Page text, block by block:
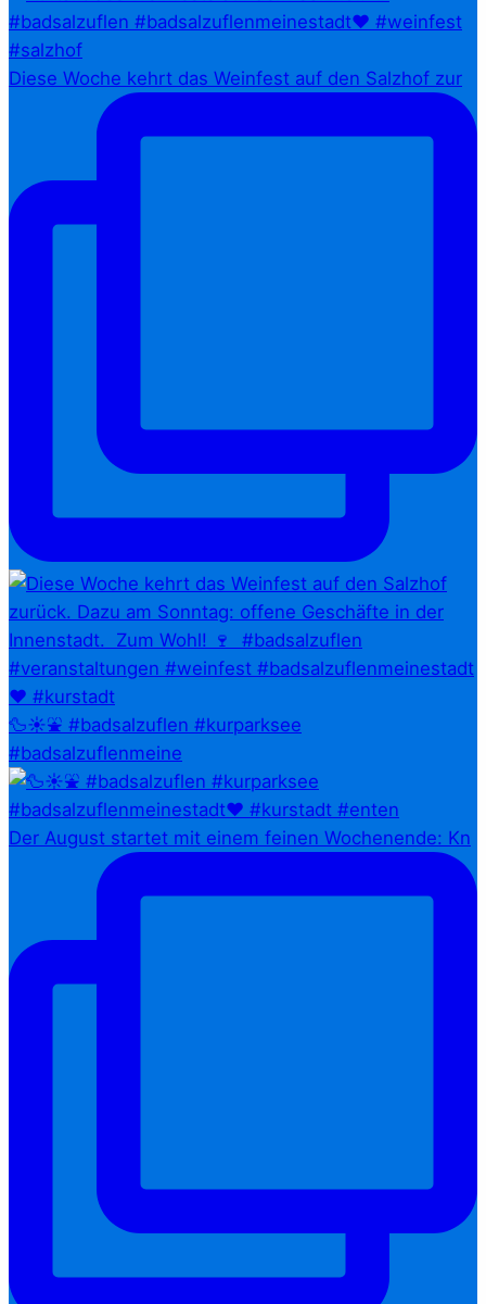
Diese Woche kehrt das Weinfest auf den Salzhof zur
🦆☀️⛲ #badsalzuflen #kurparksee
#badsalzuflenmeine
Der August startet mit einem feinen Wochenende: Kn